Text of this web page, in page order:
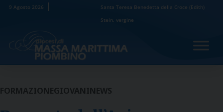
Skip9 Agosto 2026
Santa Teresa Benedetta della Croce (Edith)
Stein, vergine
FORMAZIONEGIOVANINEWS